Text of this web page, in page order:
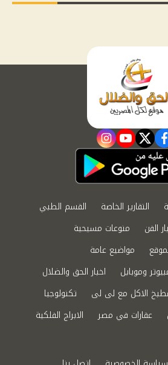
facebook
twitter
youtube
instagram
التقارير الخاصة
القسم الطبي
الفن
منوعات مسيحية
مواضيع عامة
وموبايل
اخبار الحق والضلال
الاكل مع لى لى
تكنولوجيا
عقارات في مصر
الابراج الفلكية